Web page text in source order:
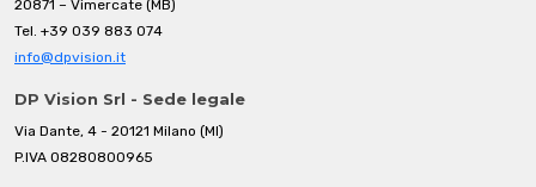
20871 – Vimercate (MB)
Tel. +39 039 883 074
info@dpvision.it
DP Vision Srl - Sede legale
Via Dante, 4 - 20121 Milano (MI)
P.IVA 08280800965